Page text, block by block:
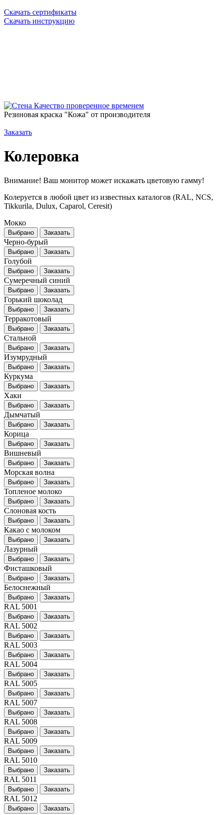
Скачать сертификаты
Скачать инструкцию
Качество проверенное временем
Резиновая краска "Кожа" от производителя
Заказать
Колеровка
Внимание! Ваш монитор может искажать цветовую гамму!
Колеруется в любой цвет из известных каталогов (RAL, NCS,
Tikkurila, Dulux, Caparol, Ceresit)
Мокко
Выбрано Заказать
Черно-бурый
Выбрано Заказать
Голубой
Выбрано Заказать
Сумеречный синий
Выбрано Заказать
Горький шоколад
Выбрано Заказать
Терракотовый
Выбрано Заказать
Стальной
Выбрано Заказать
Изумрудный
Выбрано Заказать
Куркума
Выбрано Заказать
Хаки
Выбрано Заказать
Дымчатый
Выбрано Заказать
Корица
Выбрано Заказать
Вишневый
Выбрано Заказать
Морская волна
Выбрано Заказать
Топленое молоко
Выбрано Заказать
Слоновая кость
Выбрано Заказать
Какао с молоком
Выбрано Заказать
Лазурный
Выбрано Заказать
Фисташковый
Выбрано Заказать
Белоснежный
Выбрано Заказать
RAL 5001
Выбрано Заказать
RAL 5002
Выбрано Заказать
RAL 5003
Выбрано Заказать
RAL 5004
Выбрано Заказать
RAL 5005
Выбрано Заказать
RAL 5007
Выбрано Заказать
RAL 5008
Выбрано Заказать
RAL 5009
Выбрано Заказать
RAL 5010
Выбрано Заказать
RAL 5011
Выбрано Заказать
RAL 5012
Выбрано Заказать